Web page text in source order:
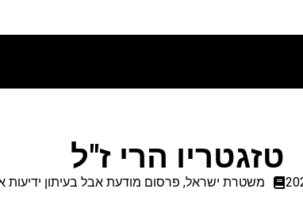
טזגטריו הרי ז"ל
משטרת ישראל, פרסום מודעת אבל בעיתון ידיעות